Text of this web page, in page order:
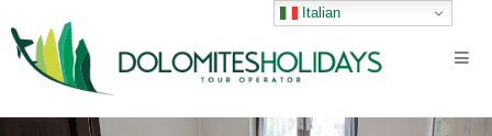
contenuto
Italian